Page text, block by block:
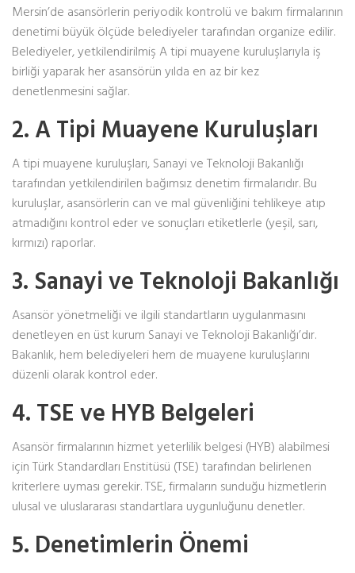
Mersin’de asansörlerin periyodik kontrolü ve bakım firmalarının
denetimi büyük ölçüde belediyeler tarafından organize edilir.
Belediyeler, yetkilendirilmiş A tipi muayene kuruluşlarıyla iş
birliği yaparak her asansörün yılda en az bir kez
denetlenmesini sağlar.
2. A Tipi Muayene Kuruluşları
A tipi muayene kuruluşları, Sanayi ve Teknoloji Bakanlığı
tarafından yetkilendirilen bağımsız denetim firmalarıdır. Bu
kuruluşlar, asansörlerin can ve mal güvenliğini tehlikeye atıp
atmadığını kontrol eder ve sonuçları etiketlerle (yeşil, sarı,
kırmızı) raporlar.
3. Sanayi ve Teknoloji Bakanlığı
Asansör yönetmeliği ve ilgili standartların uygulanmasını
denetleyen en üst kurum Sanayi ve Teknoloji Bakanlığı’dır.
Bakanlık, hem belediyeleri hem de muayene kuruluşlarını
düzenli olarak kontrol eder.
4. TSE ve HYB Belgeleri
Asansör firmalarının hizmet yeterlilik belgesi (HYB) alabilmesi
için Türk Standardları Enstitüsü (TSE) tarafından belirlenen
kriterlere uyması gerekir. TSE, firmaların sunduğu hizmetlerin
ulusal ve uluslararası standartlara uygunluğunu denetler.
5. Denetimlerin Önemi